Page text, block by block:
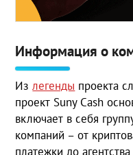
Информация о
Излегенды проекта
проект Suny Cash
включает в себя
компаний – от
платежки до